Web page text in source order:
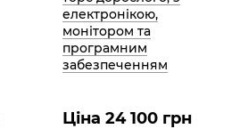
електронікою,
монітором та
програмним
забезпеченням
Ціна 24 100 грн